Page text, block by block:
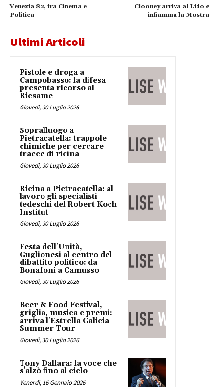
Venezia 82, tra Cinema e
Politica
Clooney arriva al Lido e
infiamma la Mostra
Ultimi Articoli
Pistole e droga a
Campobasso: la difesa
presenta ricorso al
Riesame
Giovedì, 30 Luglio 2026
Sopralluogo a
Pietracatella: trappole
chimiche per cercare
tracce di ricina
Giovedì, 30 Luglio 2026
Ricina a Pietracatella: al
lavoro gli specialisti
tedeschi del Robert Koch
Institut
Giovedì, 30 Luglio 2026
Festa dell'Unità,
Guglionesi al centro del
dibattito politico: da
Bonafoni a Camusso
Giovedì, 30 Luglio 2026
Beer & Food Festival,
griglia, musica e premi:
arriva l'Estrella Galicia
Summer Tour
Giovedì, 30 Luglio 2026
Tony Dallara: la voce che
s’alzò fino al cielo
Venerdì, 16 Gennaio 2026